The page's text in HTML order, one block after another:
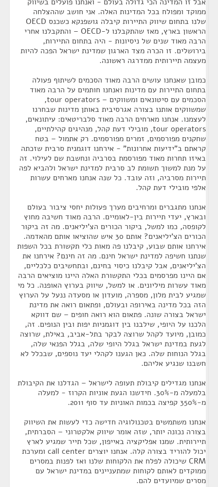
ממוקד ומפולח בכל המדינות האלה. אני חושב שההצלחה
שלנו בתחום שיווק התיירות קיבלה גושפנקא כשכנס OECD
הראשון בארץ, מאז שהתקבלנו ל-OECD – והתקבלנו אחרי
הרבה מאוד שנים של ניסיונות - היה בתחום התיירות,
בירושלים. זו הכרה מצד הארגון שמדינת ישראל הפכה להיות
מעצמה תיירותית ממדרגה ראשונה.
כמובן שאנחנו עושים הרבה מאוד הסכמים לשיתוף פעולה
בתחום התיירות עם מדינות ואנחנו חותמים על הרבה מאוד
הסכמים עם סיטונאים ומשווקים – tour operators,
שמשווקים אותנו בצורה אגרסיבית באותן מדינות שבחרנו
לעצמנו. אנחנו מארחים הרבה מאוד סלבריטאים: עיתונאים,
tour operators, מובילי דעת קהל, מנהיגים קהילתיים,
שחקנים מפורסמים, זמרים מפורסמים. רק אתמול – בטח
קראתם ב"ידיעות אחרונות" - אירחנו דוגמנית סרבית שזכתה
באיזו תחרות מאוד מפורסמת בסרביה ונחשבת שם לעילוי. זה
על מנת למשוך תשומת לב סרבית למדינת ישראל ולהביא לפה
תיירות מסרביה, וזה עובד. כל שנה אנחנו מארחים עשרות
אלפי מובילי דעת קהל.
אנחנו מתגברים ומרחיבים מערך פעולות יחסי ציבור בעולם
ובארץ, יעדי תיירות בין-לאומיים. הרבה מאוד חשיבה מחוץ
לקופסה, כמו למשל, ביקור הכורים הצ'יליאנים. מה זה ביקור
הכורים הצ'יליאנים? אותם 30 איש שהוציאו אותם מהאדמה.
אירחנו אותם שבוע, קיבלנו פה מאות כלי תקשורת בכל השפות
שנתנו חשיפה למדינת ישראל חינם. מה זה חינם? אירחנו את
הצ'יליאנים, אבל קיבלנו כיסוי בחינם, ובתחשיבים כלכליים,
אם היינו מפרסמים בכלי התקשורת האלה היינו מוציאים הרבה
מאוד עשרות מיליונים. או למשל, שיווק בערוץ האופנה. כל מי
שמגיע לבית מלון, מספרה, מועדון או מסעדה ננעל על הערוץ
הזה בכל מדינה באירופה ובעולם, ופתאום רואה את מדינת
ישראל בצורה שונה. פתאום הוא רואה חופים – שם דווקא
הלכנו על היופי, שילבנו בין דוגמניות יפות ובין הנופים. זה,
כמובן, מיועד לקהל שרוצה לבקר בתל-אביב, באילת, שרוצה
לגעת במדינת ישראל בגלל היופי שלה, בגלל הפנאי שלה,
בגלל הנוחות שלה. כאן הגענו לקהלי יעד נוספים, שבכלל לא
חשבנו שנגיע אליהם.
אנחנו מגדילים קיבולת תעופה לישראל – הגדלנו את הקיבולת
בלמעלה מ-30%. חידשנו הגעת אוניות הקרוז - למעלה
מ-350% קפיצה בכמות האוניות עד סוף 2011.
אנחנו משתמשים בטכנולוגיה חדישה כדי לעשות את השיווק
בצורה נכונה יותר, שזה אומר שיווק אלקטרוני – הסברתית,
תיירותית. שמנו אפליקציה באייפון, שכל תייר שמגיע לארץ
יכול להוריד בצורה קלה. אנחנו יוצרים call center ומערכת
CRM שיכולה לפלח את הלקוחות שלנו ואז לפנות במסרים
ממוקדים לאותם לקוחות שמתעניינים במדינת ישראל עם
מסרים שמיועדים להם.